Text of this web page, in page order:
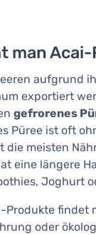
man
aufgrund
exportiert
gefrorenes
Püree ist oft
die meisten
eine längere
Joghurt
Produkte findet
oder